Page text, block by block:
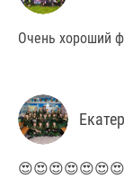
Очень хороший